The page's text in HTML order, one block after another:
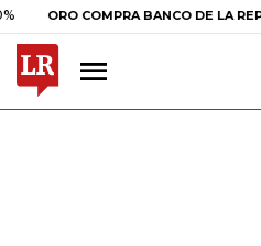
COMPRA BANCO DE LA REPÚBLICA